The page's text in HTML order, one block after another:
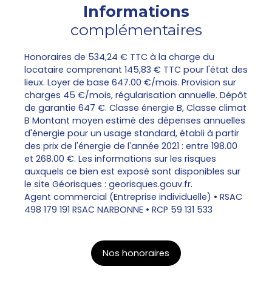
Informations
complémentaires
Honoraires de 534,24 € TTC à la charge du
locataire comprenant 145,83 € TTC pour l'état des
lieux. Loyer de base 647.00 €/mois. Provision sur
charges 45 €/mois, régularisation annuelle. Dépôt
de garantie 647 €. Classe énergie B, Classe climat
B Montant moyen estimé des dépenses annuelles
d'énergie pour un usage standard, établi à partir
des prix de l'énergie de l'année 2021 : entre 198.00
et 268.00 €. Les informations sur les risques
auxquels ce bien est exposé sont disponibles sur
le site Géorisques : georisques.gouv.fr.
Agent commercial (Entreprise individuelle) • RSAC
498 179 191 RSAC NARBONNE • RCP 59 131 533
Nos honoraires